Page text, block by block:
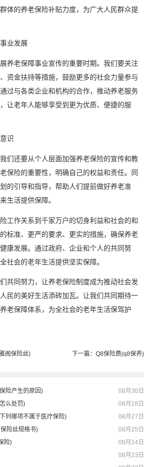
体的养老保险补贴力度，为广大人民群众提
业发展
养老保障事业宣传的重要时期。我们要关注
资金扶持等措施，鼓励更多的社会力量参与
过与各类企业和机构的合作，推动养老服务
让老年人能够享受到更为优质、便捷的服
识
们还要从个人层面加强养老保险的宣传和教
保险的重要性，明确自己的权益和责任。同
的引导和指导，帮助人们提前做好养老准
生活提供保障。
工作关系到千家万户的切身利益和社会的和
标准、更严的要求、更实的措施，确保养老
康发展。通过政府、企业和个人的共同努
社会的老年生活提供坚实保障。
共同努力，让养老保险制度成为推动社会发
民的美好生活添砖加瓦。让我们共同期待一
老保障体系，为全社会的老年生活保驾护
阁保险丝) 下一篇：Q8保险费(q8保养)
08月30日
险产生的原因)
08月28日
么处罚)
08月27日
列哪项不属于医疗保险)
08月25日
险丝规格书)
08月24日
险)
08月23日